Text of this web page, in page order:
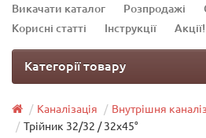
Викачати каталог Розпродажі
Корисні статті
Інструкції Акції!
Категорії товару
Каналізація
Внутрішня
Трійник 32/32 / 32х45°